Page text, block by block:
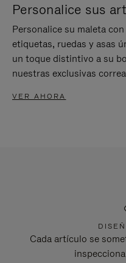
Personalice sus
Personalice su maleta
etiquetas, ruedas y asas
un toque distintivo a su
nuestras exclusivas
VER AHORA
Cada artículo se